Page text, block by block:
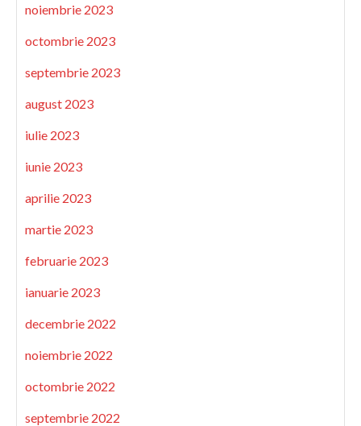
noiembrie 2023
octombrie 2023
septembrie 2023
august 2023
iulie 2023
iunie 2023
aprilie 2023
martie 2023
februarie 2023
ianuarie 2023
decembrie 2022
noiembrie 2022
octombrie 2022
septembrie 2022